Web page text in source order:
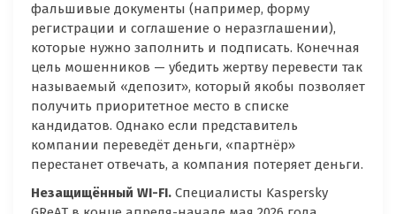
фальшивые документы (например, форму
регистрации и соглашение о неразглашении),
которые нужно заполнить и подписать. Конечная
цель мошенников — убедить жертву перевести так
называемый «депозит», который якобы позволяет
получить приоритетное место в списке
кандидатов. Однако если представитель
компании переведёт деньги, «партнёр»
перестанет отвечать, а компания потеряет деньги.
Незащищённый WI-FI. Специалисты Kaspersky